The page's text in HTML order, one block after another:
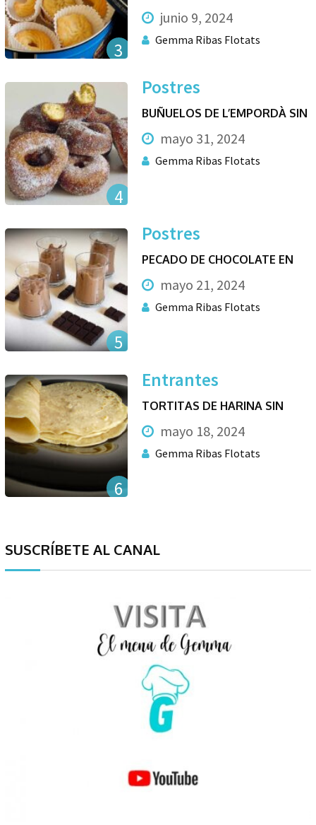
3
junio 9, 2024
Gemma Ribas Flotats
4
Postres
BUÑUELOS DE L’EMPORDÀ SIN
mayo 31, 2024
Gemma Ribas Flotats
5
Postres
PECADO DE CHOCOLATE EN
mayo 21, 2024
Gemma Ribas Flotats
6
Entrantes
TORTITAS DE HARINA SIN
mayo 18, 2024
Gemma Ribas Flotats
SUSCRÍBETE AL CANAL